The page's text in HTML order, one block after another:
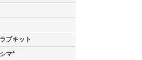
ブキット
マ*